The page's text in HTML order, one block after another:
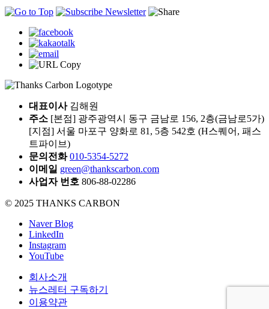
대표이사김해원
주소 [본점] 광주광역시 동구 금남로 156, 2층(금남로5가)
[지점] 서울 마포구 양화로 81, 5층 542호 (H스퀘어, 패스
트파이브)
문의전화 010-5354-5272
이메일 green@thankscarbon.com
사업자 번호 806-88-02286
© 2025 THANKS CARBON
Naver Blog
LinkedIn
Instagram
YouTube
회사소개
뉴스레터 구독하기
이용약관